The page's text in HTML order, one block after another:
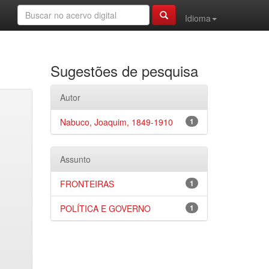
Idioma
Sugestões de pesquisa
Autor
1
Nabuco, Joaquim, 1849-1910
Assunto
1
FRONTEIRAS
1
POLÍTICA E GOVERNO